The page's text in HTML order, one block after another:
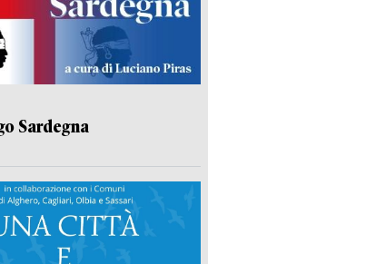
Sardegna